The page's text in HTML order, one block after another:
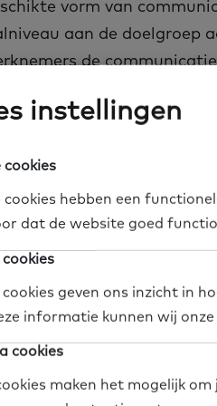
vorm van
aan de doelgroep
de
Oplossingenboek met
uit de praktijk
op de werkvloer door
instellingen
cookies
cookies hebben een
dat de website goed
geven ons inzicht in
informatie kunnen wij
cookies
maken het mogelijk